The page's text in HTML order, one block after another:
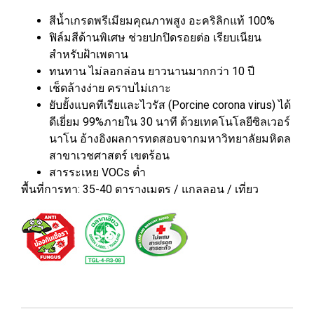
สีน้ำเกรดพรีเมียมคุณภาพสูง อะคริลิกแท้ 100%
ฟิล์มสีด้านพิเศษ ช่วยปกปิดรอยต่อ เรียบเนียน
สำหรับฝ้าเพดาน
ทนทาน ไม่ลอกล่อน ยาวนานมากกว่า 10 ปี
เช็ดล้างง่าย คราบไม่เกาะ
ยับยั้งแบคทีเรียและไวรัส (Porcine corona virus) ได้
ดีเยี่ยม 99%ภายใน 30 นาที ด้วยเทคโนโลยีซิลเวอร์
นาโน อ้างอิงผลการทดสอบจากมหาวิทยาลัยมหิดล
สาขาเวชศาสตร์ เขตร้อน
สารระเหย VOCs ต่ำ
พื้นที่การทา: 35-40 ตารางเมตร / แกลลอน / เที่ยว